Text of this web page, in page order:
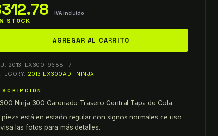
312.78 IVA incluido
STOCK
AGREGAR AL CARRITO
2013_EX300-9688_ 7
2013 EX300ADF NINJA
Ninja 300 Carenado Trasero Central Tapa de Cola.
pieza está en estado regular con signos normales de uso.
las fotos para más detalles.